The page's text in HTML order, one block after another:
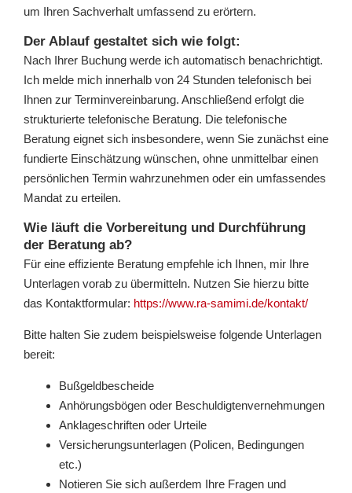
um Ihren Sachverhalt umfassend zu erörtern.
Der Ablauf gestaltet sich wie folgt:
Nach Ihrer Buchung werde ich automatisch benachrichtigt.
Ich melde mich innerhalb von 24 Stunden telefonisch bei
Ihnen zur Terminvereinbarung. Anschließend erfolgt die
strukturierte telefonische Beratung. Die telefonische
Beratung eignet sich insbesondere, wenn Sie zunächst eine
fundierte Einschätzung wünschen, ohne unmittelbar einen
persönlichen Termin wahrzunehmen oder ein umfassendes
Mandat zu erteilen.
Wie läuft die Vorbereitung und Durchführung
der Beratung ab?
Für eine effiziente Beratung empfehle ich Ihnen, mir Ihre
Unterlagen vorab zu übermitteln. Nutzen Sie hierzu bitte
das Kontaktformular: https://www.ra-samimi.de/kontakt/
Bitte halten Sie zudem beispielsweise folgende Unterlagen
bereit:
Bußgeldbescheide
Anhörungsbögen oder Beschuldigtenvernehmungen
Anklageschriften oder Urteile
Versicherungsunterlagen (Policen, Bedingungen
etc.)
Notieren Sie sich außerdem Ihre Fragen und